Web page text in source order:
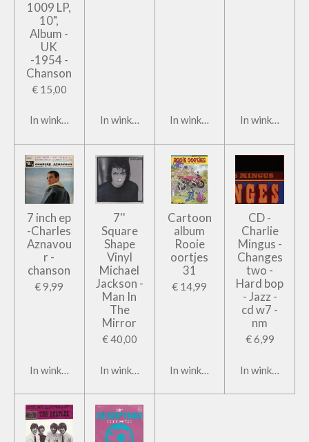
1009 LP,
10",
Album -
UK
-1954 -
Chanson
€ 15,00
In winkelwagen In winkelwagen In winkelwagen In
7 inch ep
-Charles
Aznavou
r -
chanson
€ 9,99
In winkelwagen
7''
Square
Shape
Vinyl
Michael
Jackson -
Man In
The
Mirror
€ 40,00
In winkelwagen
Cartoon
album
Rooie
oortjes
31
€ 14,99
In winkelwagen
CD -
Charlie
Mingus -
Changes
two -
Hard bop
- Jazz -
cd w7 -
nm
€ 6,99
In